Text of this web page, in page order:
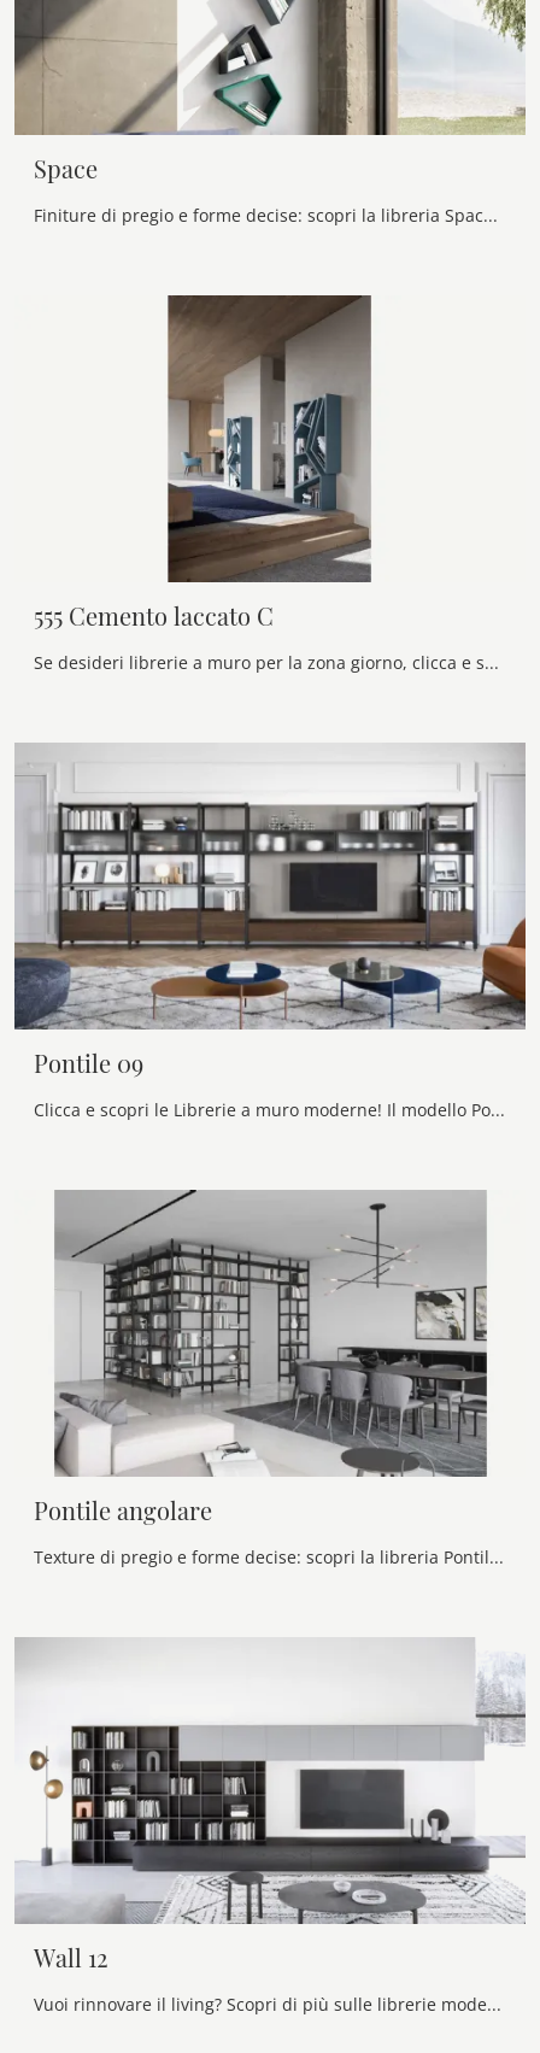
Space
Finiture di pregio e forme decise: scopri la libreria Space di Voltan tra le più belle Librerie design sospese.
555 Cemento laccato C
Se desideri librerie a muro per la zona giorno, clicca e scopri le nostre soluzioni design: il modello 555 Cemento laccato C Voltan ti attende!
Pontile 09
Clicca e scopri le Librerie a muro moderne! Il modello Pontile 09 Novamobili saprà ultimare un soggiorno pratico e dinamico.
Pontile angolare
Texture di pregio e forme decise: scopri la libreria Pontile angolare di Novamobili tra le più belle Librerie moderne a muro.
Wall 12
Vuoi rinnovare il living? Scopri di più sulle librerie moderne a muro e arreda i tuoi locali con il modello Wall 12.